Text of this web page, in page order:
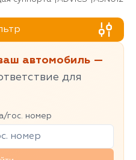
автомобиль —
для
гос. номер